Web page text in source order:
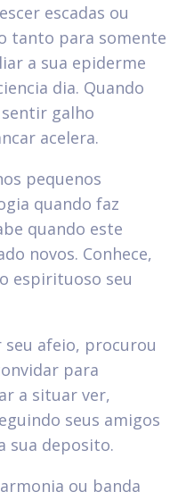
escadas ou
tanto para somente
a sua epiderme
dia. Quando
galho
acelera.
pequenos
quando faz
quando este
novos. Conhece,
espirituoso seu
seu afeio, procurou
para
a situar ver,
seus amigos
sua deposito.
ou banda